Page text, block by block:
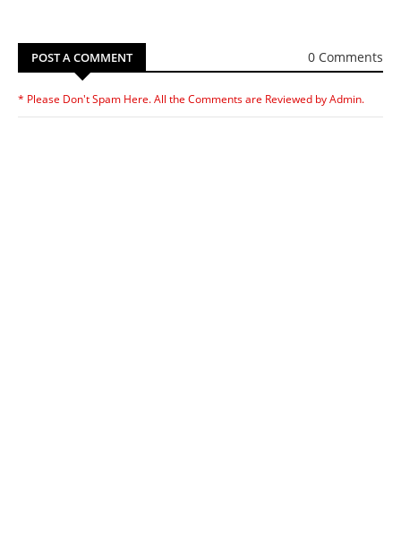
POST A COMMENT 0 Comments
* Please Don't Spam Here. All the Comments are Reviewed by Admin.